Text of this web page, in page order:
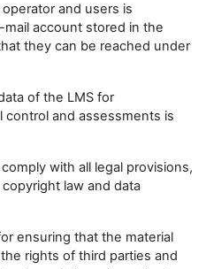
and users is
account stored in the
they can be reached under
of the LMS for
control and assessments is
with all legal provisions,
law and data
ensuring that the material
rights of third parties and